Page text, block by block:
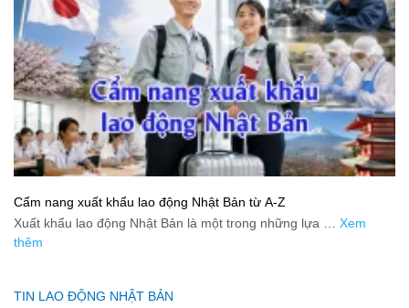
Cẩm nang xuất khẩu lao động Nhật Bản từ A-Z
Xuất khẩu lao động Nhật Bản là một trong những lựa … Xem
thêm
TIN LAO ĐỘNG NHẬT BẢN